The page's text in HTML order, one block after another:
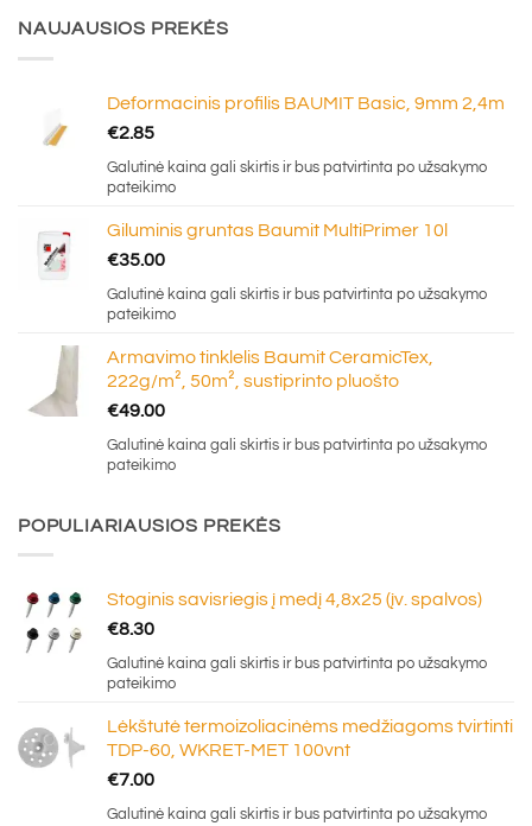
NAUJAUSIOS PREKĖS
Deformacinis profilis BAUMIT Basic, 9mm 2,4m
€2.85
Galutinė kaina gali skirtis ir bus patvirtinta po užsakymo
pateikimo
Giluminis gruntas Baumit MultiPrimer 10l
€35.00
Galutinė kaina gali skirtis ir bus patvirtinta po užsakymo
pateikimo
Armavimo tinklelis Baumit CeramicTex,
222g/m², 50m², sustiprinto pluošto
€49.00
Galutinė kaina gali skirtis ir bus patvirtinta po užsakymo
pateikimo
POPULIARIAUSIOS PREKĖS
Stoginis savisriegis į medį 4,8x25 (įv. spalvos)
€8.30
Galutinė kaina gali skirtis ir bus patvirtinta po užsakymo
pateikimo
Lėkštutė termoizoliacinėms medžiagoms tvirtinti
TDP-60, WKRET-MET 100vnt
€7.00
Galutinė kaina gali skirtis ir bus patvirtinta po užsakymo